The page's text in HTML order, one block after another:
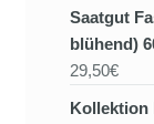
Saatgut
blühend)
29,50€
Kollektion